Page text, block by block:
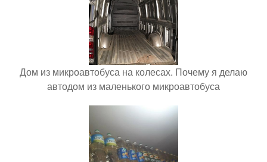
Дом из микроавтобуса на колесах. Почему я делаю
автодом из маленького микроавтобуса